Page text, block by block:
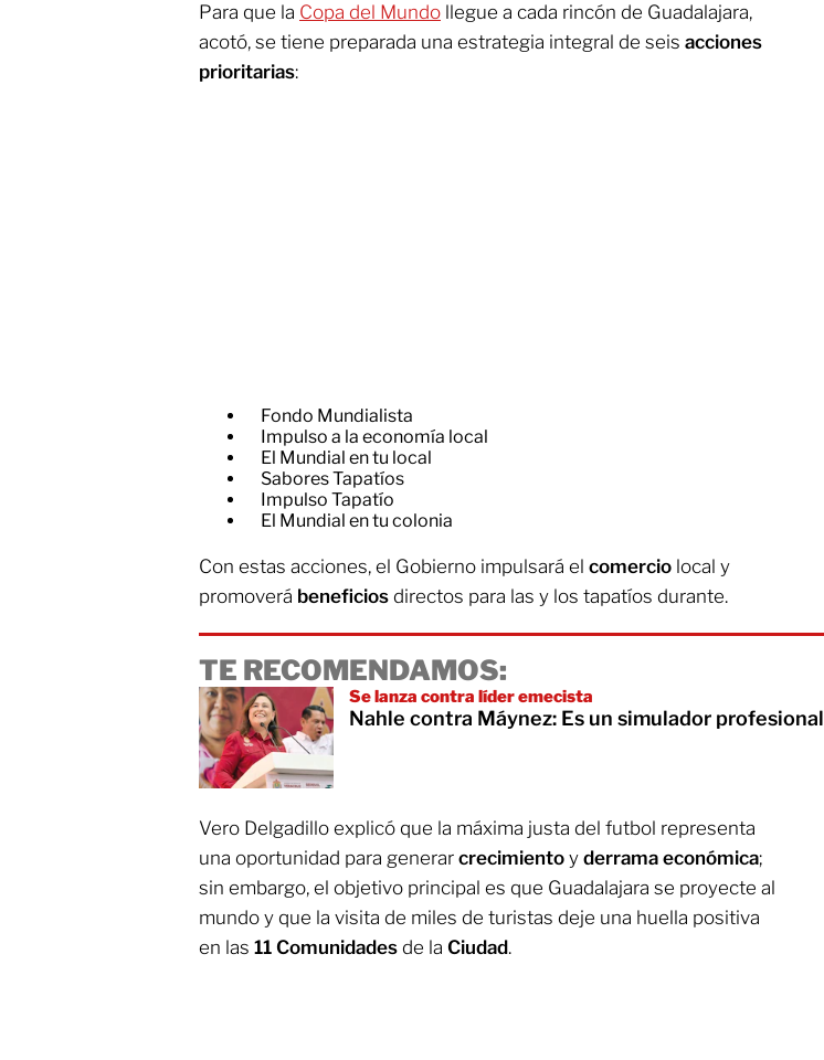
Para que la Copa del Mundo llegue a cada rincón de Guadalajara,
acotó, se tiene preparada una estrategia integral de seis acciones
prioritarias:
Fondo Mundialista
Impulso a la economía local
El Mundial en tu local
Sabores Tapatíos
Impulso Tapatío
El Mundial en tu colonia
Con estas acciones, el Gobierno impulsará el comercio local y
promoverá beneficios directos para las y los tapatíos durante.
TE RECOMENDAMOS:
Se lanza contra líder emecista
Nahle contra Máynez: Es un simulador profesional
Vero Delgadillo explicó que la máxima justa del futbol representa
una oportunidad para generar crecimiento y derrama económica;
sin embargo, el objetivo principal es que Guadalajara se proyecte al
mundo y que la visita de miles de turistas deje una huella positiva
en las 11 Comunidades de la Ciudad.